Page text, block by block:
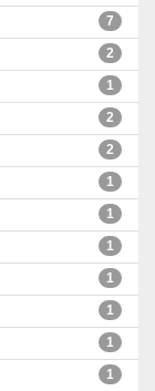
7
2
1
2
2
1
1
1
1
1
1
1